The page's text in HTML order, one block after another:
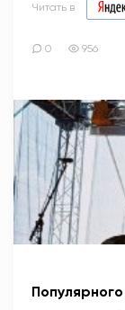
Читать в
0 956